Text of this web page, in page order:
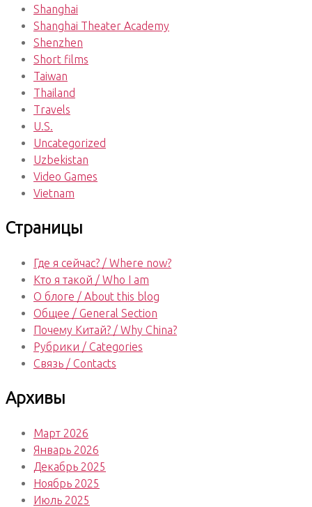
Shanghai
Shanghai Theater Academy
Shenzhen
Short films
Taiwan
Thailand
Travels
U.S.
Uncategorized
Uzbekistan
Video Games
Vietnam
Страницы
Где я сейчас? / Where now?
Кто я такой / Who I am
О блоге / About this blog
Общее / General Section
Почему Китай? / Why China?
Рубрики / Categories
Связь / Contacts
Архивы
Март 2026
Январь 2026
Декабрь 2025
Ноябрь 2025
Июль 2025